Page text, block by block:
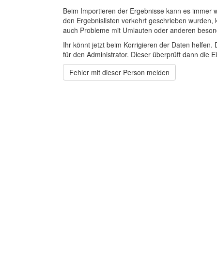
Beim Importieren der Ergebnisse kann es
den Ergebnislisten verkehrt geschrieben
auch Probleme mit Umlauten oder anderen
Ihr könnt jetzt beim Korrigieren der Daten
für den Administrator. Dieser überprüft dann die
Fehler mit dieser Person melden